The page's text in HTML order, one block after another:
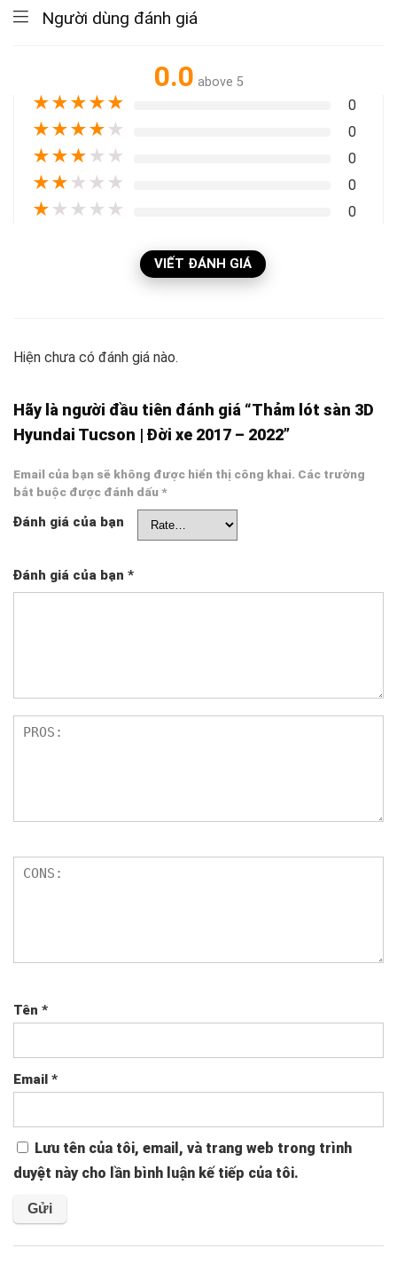
Người dùng đánh giá
0.0 above 5
★★★★★ 0
★★★★ ★ 0
★★★ ★ ★ 0
★★ ★ ★ ★ 0
★ ★ ★ ★ ★ 0
VIẾT ĐÁNH GIÁ
Hiện chưa có đánh giá nào.
Hãy là người đầu tiên đánh giá “Thảm lót sàn 3D
Hyundai Tucson | Đời xe 2017 – 2022”
Email của bạn sẽ không được hiển thị công khai. Các trường
bắt buộc được đánh dấu*
Đánh giá của bạn
Đánh giá của bạn *
Tên *
Email *
Lưu tên của tôi, email, và trang web trong trình
duyệt này cho lần bình luận kế tiếp của tôi.